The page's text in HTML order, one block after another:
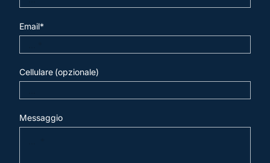
Email*
Cellulare (opzionale)
Messaggio